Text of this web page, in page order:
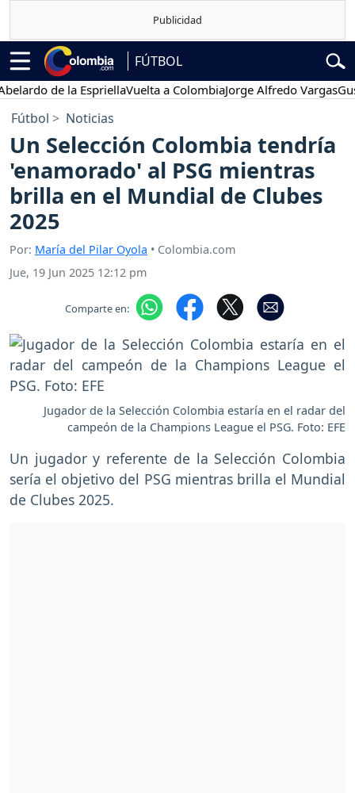
FÚTBOL
de la EspriellaVuelta a ColombiaJorge Alfredo Vargas
Fútbol Noticias
Un Selección Colombia tendría
'enamorado' al PSG mientras
brilla en el Mundial de Clubes
2025
Por: María del Pilar Oyola • Colombia.com
Jue, 19 Jun 2025 12:12 pm
Comparte en:
Jugador de la Selección Colombia estaría en el radar del
campeón de la Champions League el PSG. Foto: EFE
Un jugador y referente de la Selección Colombia
sería el objetivo del PSG mientras brilla el Mundial
de Clubes 2025.